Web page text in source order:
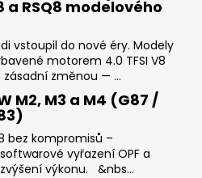
a RSQ8 modelového
vstoupil do nové éry. Modely
motorem 4.0 TFSI V8
změnou — ...
M2, M3 a M4 (G87 /
bez kompromisů –
vyřazení OPF a
výkonu. &nbs...